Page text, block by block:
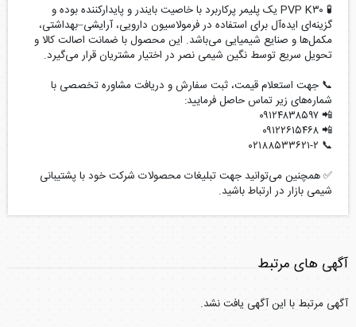
🧪 PVP K۳۰ یک پلیمر پرکاربرد با خاصیت بایندر و پایدارکننده بوده و
گزینه‌ای ایده‌آل برای استفاده در فرمولاسیون دارویی، آرایشی–بهداشتی،
مکمل‌ها و صنایع شیمیایی می‌باشد. این محصول با ضمانت اصالت کالا و
تحویل سریع توسط نگین شیمی نصر در اختیار مشتریان قرار می‌گیرد.
📞 جهت استعلام قیمت، ثبت سفارش و دریافت مشاوره تخصصی با
شماره‌های زیر تماس حاصل فرمایید:
📲 ۰۹۱۲۴۸۳۸۵۹۷
📲 ۰۹۱۲۲۶۱۵۴۶۸
📞 ۰۲۱۸۸۵۳۳۶۲۱-۲
✅ همچنین می‌توانید جهت تبلیغات محصولات شرکت خود با پشتیبانی
شیمی بازار در ارتباط باشید.
آگهی های مرتبط
آگهی مرتبط با این آگهی یافت نشد.